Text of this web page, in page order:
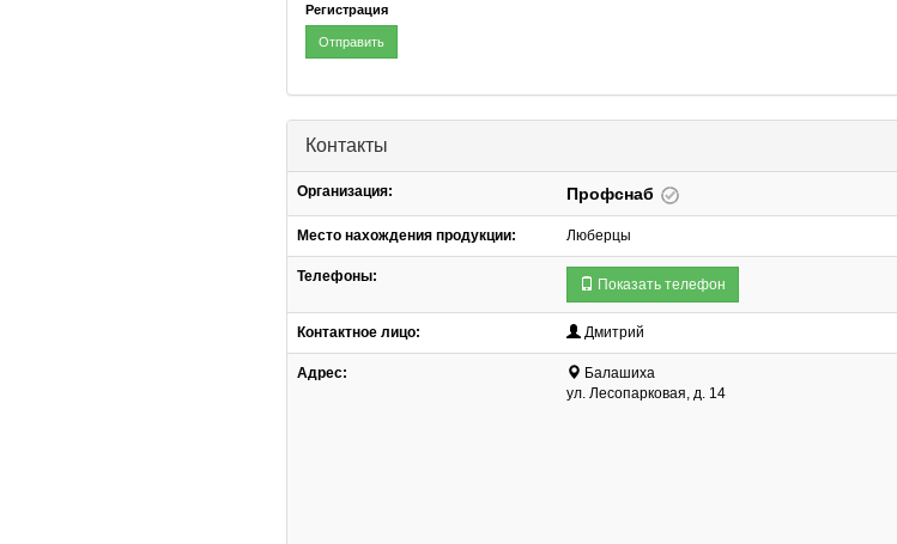
Регистрация
Отправить
Контакты
Организация: Профснаб
Место нахождения продукции: Люберцы
Телефоны: Показать телефон
Контактное лицо: Дмитрий
Адрес:
Балашиха
ул. Лесопарковая, д. 14